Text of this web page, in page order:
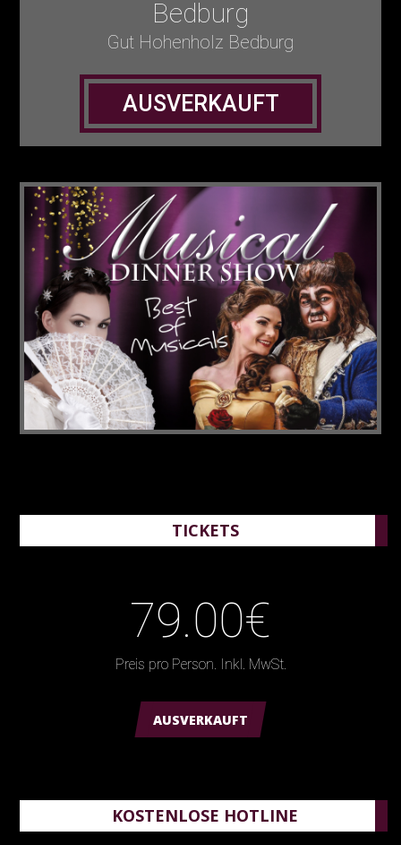
Bedburg
Gut Hohenholz Bedburg
AUSVERKAUFT
TICKETS
79.00€
Preis pro Person. Inkl. MwSt.
AUSVERKAUFT
KOSTENLOSE HOTLINE